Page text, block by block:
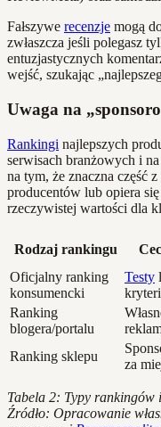
Fałszywe recenzje mogą
zwłaszcza jeśli polegasz
entuzjastycznych
wejść, szukając
Uwaga na
Rankingi najlepszych
serwisach branżowych i
na tym, że znaczna część
producentów lub opiera
rzeczywistej wartości dla
Rodzaj rankingu
Oficjalny ranking
konsumencki
Testy
Ranking
blogera/portalu
Ranking sklepu
za
Tabela 2: Typy rankingów
Źródło: Opracowanie